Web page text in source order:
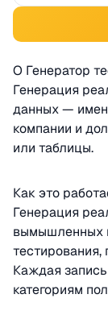
О Генератор
Генерация
данных —
компании и
или таблицы.
Как это
Генерация
вымышленных
тестирования,
Каждая
категориям